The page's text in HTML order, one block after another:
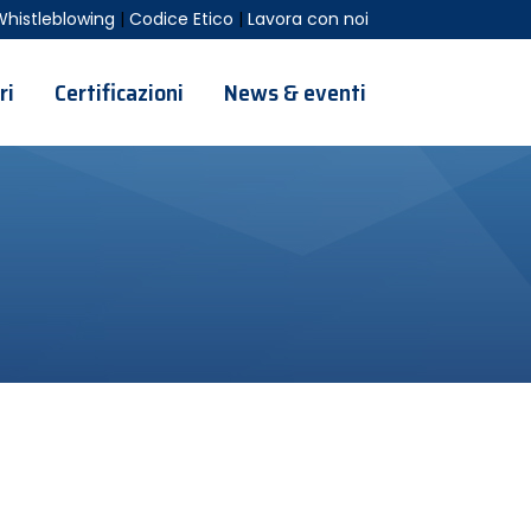
| Codice Etico | Lavora con noi
Certificazioni News & eventi